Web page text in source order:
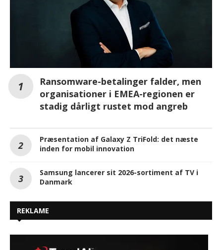
Ransomware-betalinger falder, men
organisationer i EMEA-regionen er
stadig dårligt rustet mod angreb
Præsentation af Galaxy Z TriFold: det næste
inden for mobil innovation
Samsung lancerer sit 2026-sortiment af TV i
Danmark
REKLAME